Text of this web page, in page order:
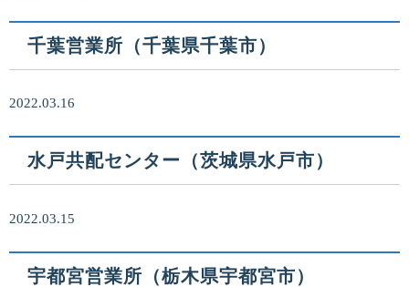
千葉営業所（千葉県千葉市）
2022.03.16
水戸共配センター（茨城県水戸市）
2022.03.15
宇都宮営業所（栃木県宇都宮市）